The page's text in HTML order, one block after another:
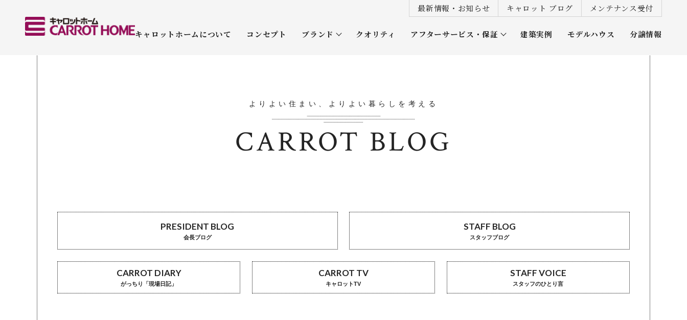
最新情報・お知らせ キャロット ブログ メンテナンス受付
キャロットホームについて コンセプト ブランド
平屋
クオリティ アフターサービス・保証 建築実例 モデルハウス 分譲情報
よりよい住まい、よりよい暮らしを考える
CARROT BLOG
PRESIDENT BLOG
会長ブログ
STAFF BLOG
スタッフブログ
CARROT DIARY
がっちり「現場日記」
CARROT TV
キャロットTV
STAFF VOICE
スタッフのひとり言